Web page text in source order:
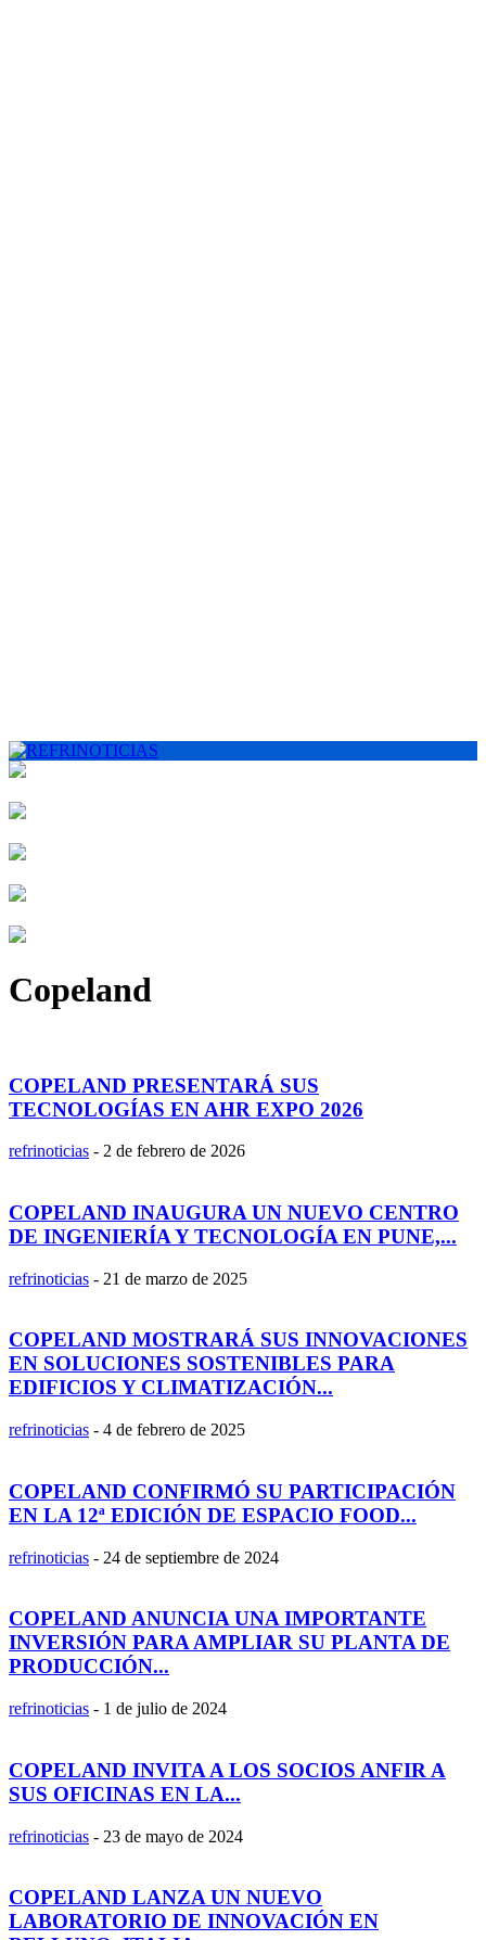
Copeland
COPELAND PRESENTARÁ SUS
TECNOLOGÍAS EN AHR EXPO 2026
refrinoticias - 2 de febrero de 2026
COPELAND INAUGURA UN NUEVO CENTRO
DE INGENIERÍA Y TECNOLOGÍA EN PUNE,...
refrinoticias - 21 de marzo de 2025
COPELAND MOSTRARÁ SUS INNOVACIONES
EN SOLUCIONES SOSTENIBLES PARA
EDIFICIOS Y CLIMATIZACIÓN...
refrinoticias - 4 de febrero de 2025
COPELAND CONFIRMÓ SU PARTICIPACIÓN
EN LA 12ª EDICIÓN DE ESPACIO FOOD...
refrinoticias - 24 de septiembre de 2024
COPELAND ANUNCIA UNA IMPORTANTE
INVERSIÓN PARA AMPLIAR SU PLANTA DE
PRODUCCIÓN...
refrinoticias - 1 de julio de 2024
COPELAND INVITA A LOS SOCIOS ANFIR A
SUS OFICINAS EN LA...
refrinoticias - 23 de mayo de 2024
COPELAND LANZA UN NUEVO
LABORATORIO DE INNOVACIÓN EN